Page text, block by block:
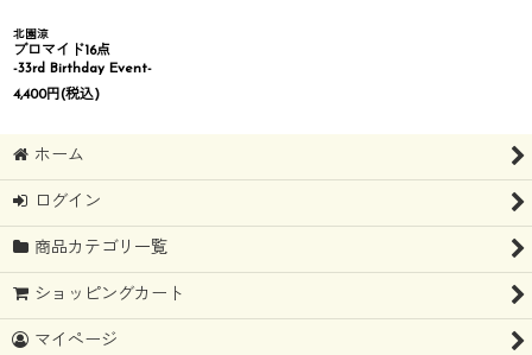
北園涼
ブロマイド16点
-33rd Birthday Event-
4,400円(税込)
ホーム
ログイン
商品カテゴリ一覧
ショッピングカート
マイページ